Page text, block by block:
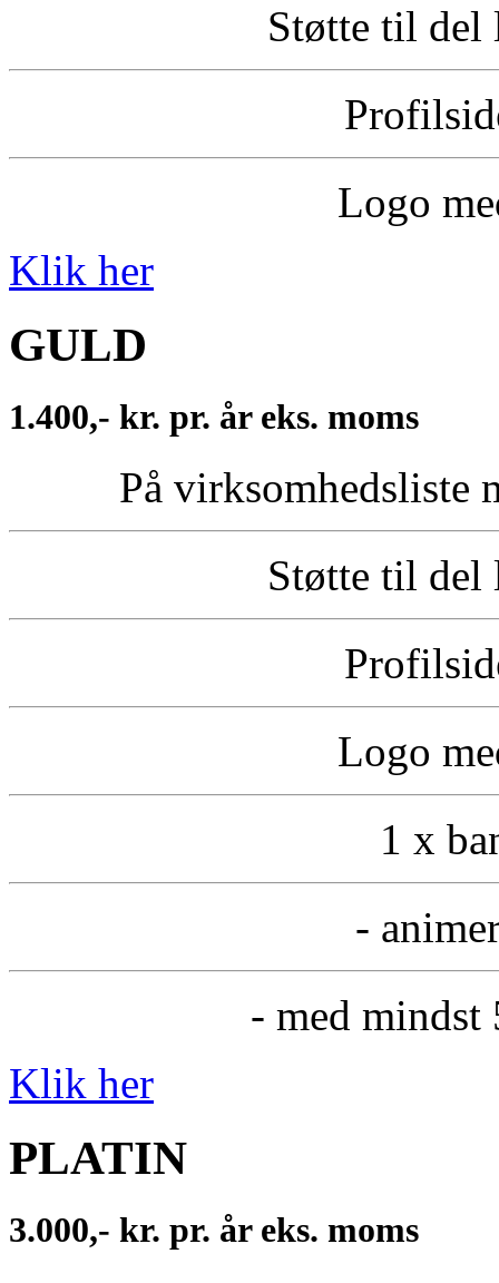
Støtte til del
Logo
Klik her
GULD
1.400,- kr. pr. år eks. moms
På virksomhedsliste
Støtte til del
Logo
1 x
-
- med mindst
Klik her
PLATIN
3.000,- kr. pr. år eks. moms